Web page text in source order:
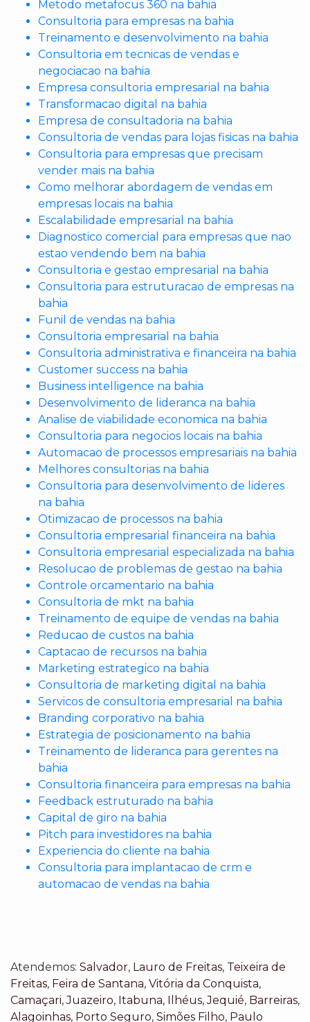
Metodo metafocus 360 na bahia
Consultoria para empresas na bahia
Treinamento e desenvolvimento na bahia
Consultoria em tecnicas de vendas e
negociacao na bahia
Empresa consultoria empresarial na bahia
Transformacao digital na bahia
Empresa de consultadoria na bahia
Consultoria de vendas para lojas fisicas na bahia
Consultoria para empresas que precisam
vender mais na bahia
Como melhorar abordagem de vendas em
empresas locais na bahia
Escalabilidade empresarial na bahia
Diagnostico comercial para empresas que nao
estao vendendo bem na bahia
Consultoria e gestao empresarial na bahia
Consultoria para estruturacao de empresas na
bahia
Funil de vendas na bahia
Consultoria empresarial na bahia
Consultoria administrativa e financeira na bahia
Customer success na bahia
Business intelligence na bahia
Desenvolvimento de lideranca na bahia
Analise de viabilidade economica na bahia
Consultoria para negocios locais na bahia
Automacao de processos empresariais na bahia
Melhores consultorias na bahia
Consultoria para desenvolvimento de lideres
na bahia
Otimizacao de processos na bahia
Consultoria empresarial financeira na bahia
Consultoria empresarial especializada na bahia
Resolucao de problemas de gestao na bahia
Controle orcamentario na bahia
Consultoria de mkt na bahia
Treinamento de equipe de vendas na bahia
Reducao de custos na bahia
Captacao de recursos na bahia
Marketing estrategico na bahia
Consultoria de marketing digital na bahia
Servicos de consultoria empresarial na bahia
Branding corporativo na bahia
Estrategia de posicionamento na bahia
Treinamento de lideranca para gerentes na
bahia
Consultoria financeira para empresas na bahia
Feedback estruturado na bahia
Capital de giro na bahia
Pitch para investidores na bahia
Experiencia do cliente na bahia
Consultoria para implantacao de crm e
automacao de vendas na bahia
Atendemos: Salvador, Lauro de Freitas, Teixeira de
Freitas, Feira de Santana, Vitória da Conquista,
Camaçari,Juazeiro, Itabuna, Ilhéus,Jequié, Barreiras,
Alagoinhas, Porto Seguro, Simões Filho, Paulo